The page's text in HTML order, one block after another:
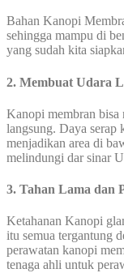
Bahan Kanopi
sehingga mampu di
yang sudah kita
2. Membuat Udara
Kanopi membran bisa
langsung. Daya serap
menjadikan area di
melindungi dar sinar
3. Tahan Lama dan
Ketahanan Kanopi
itu semua tergantung
perawatan kanopi
tenaga ahli untuk